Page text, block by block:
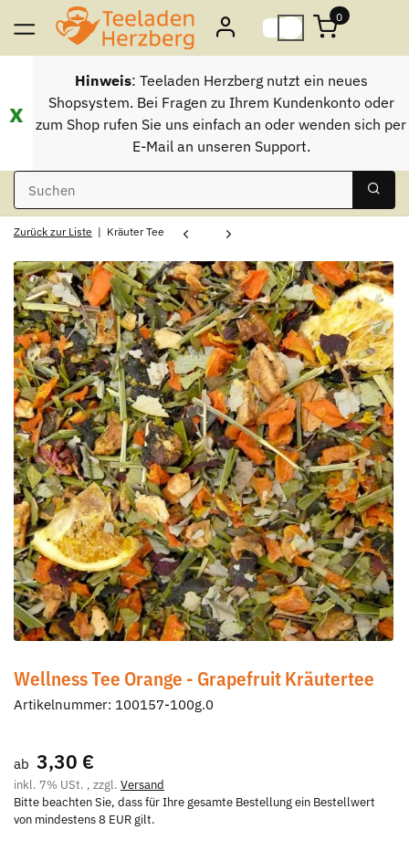
0
x
Hinweis: Teeladen Herzberg nutzt ein neues
Shopsystem. Bei Fragen zu Ihrem Kundenkonto oder
zum Shop rufen Sie uns einfach an oder wenden sich per
E-Mail an unseren Support.
Zurück zur Liste Kräuter Tee
Wellness Tee Orange - Grapefruit Kräutertee
Artikelnummer: 100157-100g.0
ab 3,30 €
inkl. 7% USt. , zzgl. Versand
Bitte beachten Sie, dass für Ihre gesamte Bestellung ein Bestellwert
von mindestens 8 EUR gilt.